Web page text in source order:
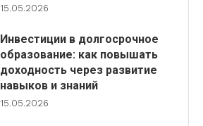
15.05.2026
Инвестиции в долгосрочное
образование: как повышать
доходность через развитие
навыков и знаний
15.05.2026